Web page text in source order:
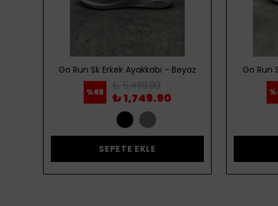
Go Run Sk Erkek Ayakkabı - Beyaz
%68 ₺ 5,499.90
₺ 1,749.90
SEPETE EKLE
Go Run
%